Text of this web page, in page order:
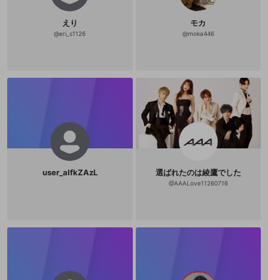
えり
@eri_s1126
モカ
@moka446
user_aIfkZAzL 選ばれたのは綾鷹でした
@AAALove11260716